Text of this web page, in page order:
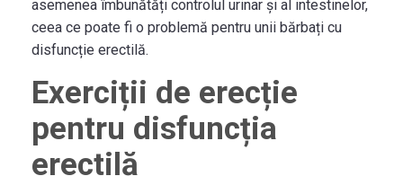
asemenea îmbunătăți controlul urinar și al intestinelor,
ceea ce poate fi o problemă pentru unii bărbați cu
disfuncție erectilă.
Exerciții de erecție
pentru disfuncția
erectilă